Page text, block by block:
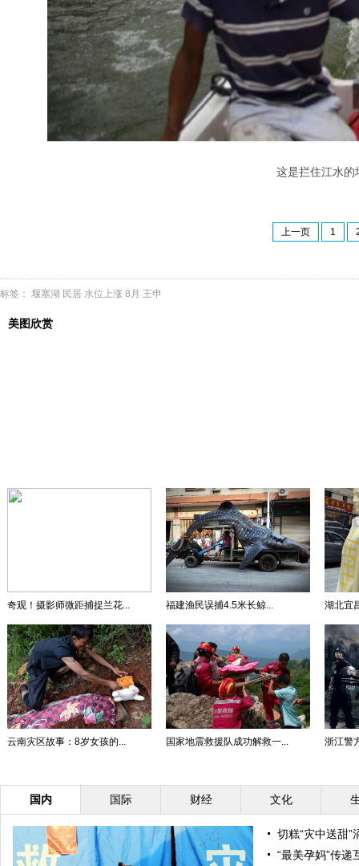
这是拦住江水的
上一页 1
标签： 堰塞湖 民居 水位上涨 8月 王申
美图欣赏
奇观！摄影师微距捕捉兰花... 福建渔民误捕4.5米长鲸... 湖北宜
云南灾区故事：8岁女孩的... 国家地震救援队成功解救一... 浙江警
国内 国际 财经 文化
切糕“灾中送甜”
“最美孕妈”传递